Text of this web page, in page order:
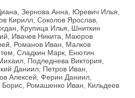
Зернова Анна, Юревич Илья,
Кирилл, Соколов Ярослав,
Крупица Илья, Шниткин
Ивачев Никита, Маюров
Романов Иван, Малков
Сладкин Марк, Енютин
Подледнева Виктория,
Даниил, Петров Иван,
Алексей, Ферин Даниил,
Борис, Ромашенко Иван, Кильдеев